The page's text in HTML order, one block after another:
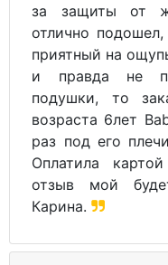
за защиты от
отлично
приятный на
и правда не
подушки, то
возраста 6лет
раз под его
Оплатила
отзыв мой
Карина.